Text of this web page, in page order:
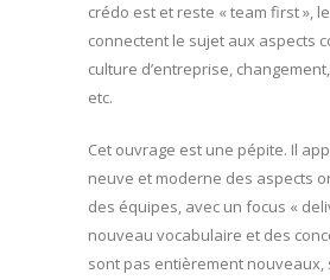
crédo est et reste « team first »,
connectent le sujet aux aspects
culture d’entreprise,
etc.
Cet ouvrage est une pépite. Il
neuve et moderne des aspects
des équipes, avec un focus «
nouveau vocabulaire et des
sont pas entièrement nouveaux,